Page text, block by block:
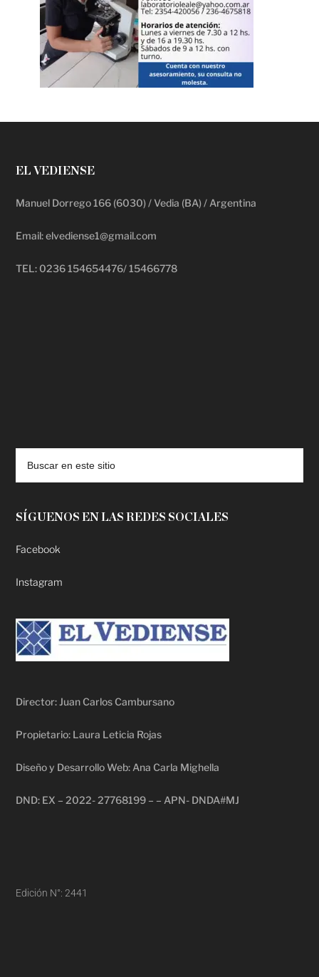
EL VEDIENSE
Manuel Dorrego 166 (6030) / Vedia (BA) / Argentina
Email: elvediense1@gmail.com
TEL: 0236 154654476/ 15466778
SÍGUENOS EN LAS REDES SOCIALES
Facebook
Instagram
Director: Juan Carlos Cambursano
Propietario: Laura Leticia Rojas
Diseño y Desarrollo Web: Ana Carla Mighella
DND: EX – 2022- 27768199 – – APN- DNDA#MJ
Edición N°: 2441